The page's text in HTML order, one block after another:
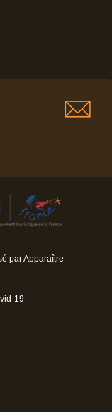
parApparaître
19